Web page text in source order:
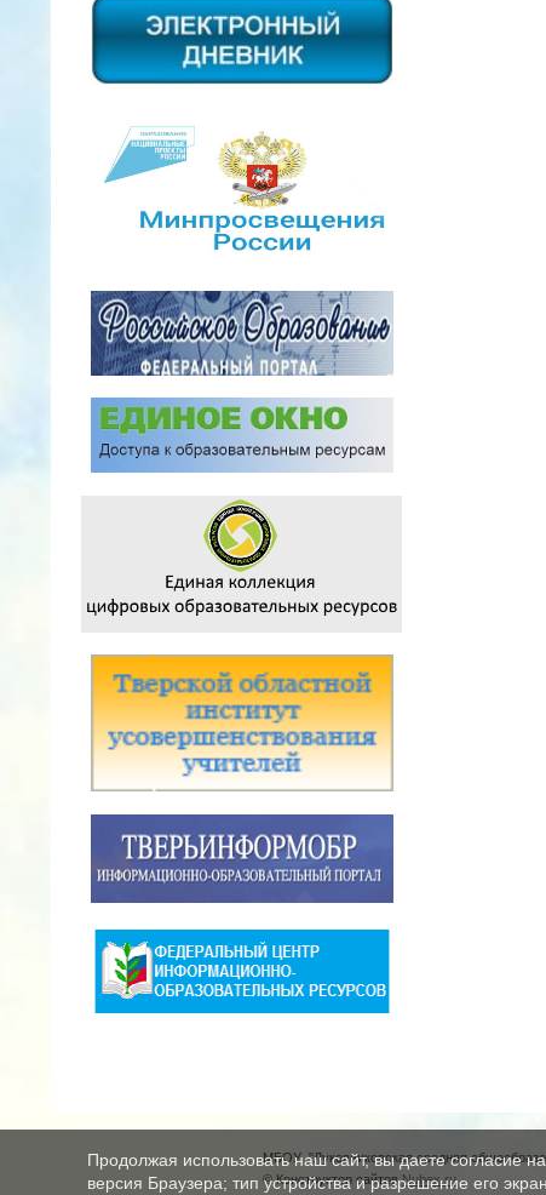
МБОУ "Луковниковская средняя
© Конструктор сайтовNubex.ru
Продолжая использовать наш сайт, вы даете согласие
версия Браузера; тип устройства и разрешение его